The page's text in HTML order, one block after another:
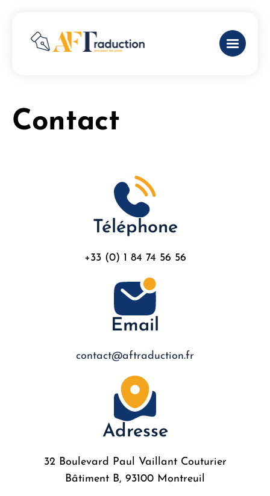
Contact
Téléphone
+33 (0) 1 84 74 56 56
Email
contact@aftraduction.fr
Adresse
32 Boulevard Paul Vaillant Couturier
Bâtiment B, 93100 Montreuil